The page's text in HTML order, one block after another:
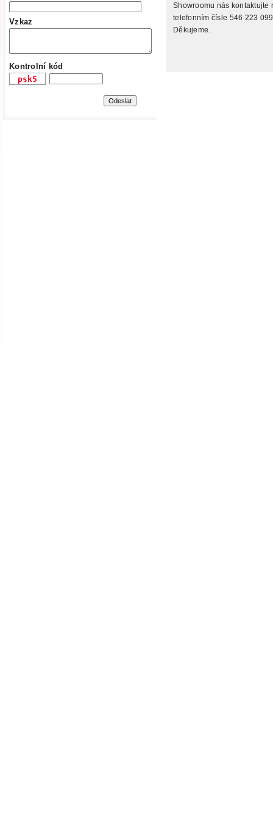
Vzkaz
Kontrolní kód
Showroomu nás kontaktujte
telefonním čísle 546 223
Děkujeme.